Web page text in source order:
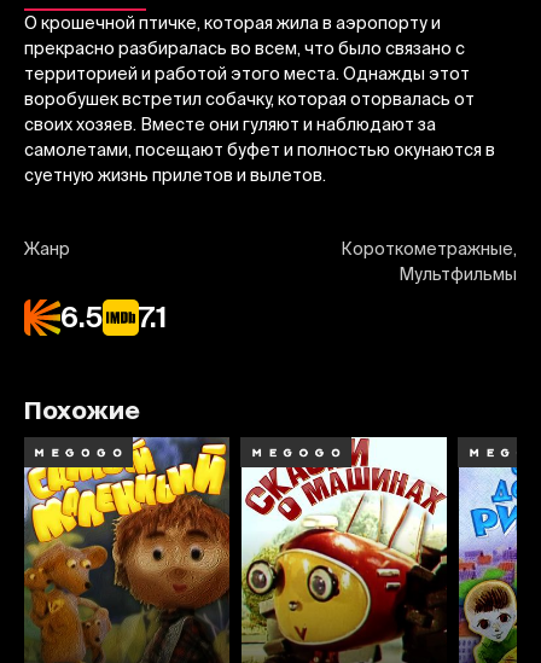
О крошечной птичке, которая жила в аэропорту и
прекрасно разбиралась во всем, что было связано с
территорией и работой этого места. Однажды этот
воробушек встретил собачку, которая оторвалась от
своих хозяев. Вместе они гуляют и наблюдают за
самолетами, посещают буфет и полностью окунаются в
суетную жизнь прилетов и вылетов.
Жанр
Короткометражные,
Мультфильмы
6.5 7.1
Похожие